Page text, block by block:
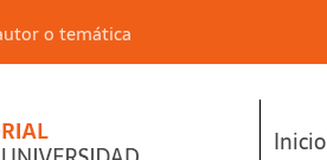
Inicio